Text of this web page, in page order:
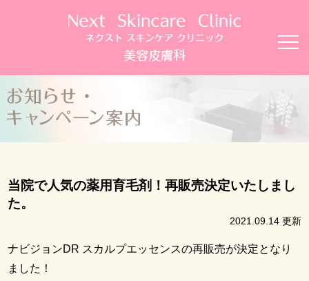
当院で人気の薬用育毛剤！再販売決定いたしまし
た。
2021.09.14 更新
ナビジョンDR スカルプエッセンスの再販売が決定となり
ました！